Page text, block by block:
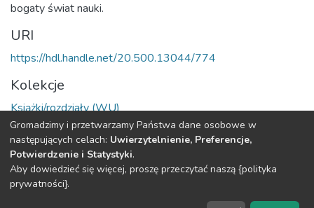
bogaty świat nauki.
URI
https://hdl.handle.net/20.500.13044/774
Kolekcje
Książki/rozdziały (WU)
Cała strona rekordu
DSpace software
Gromadzimy i przetwarzamy Państwa dane osobowe w
następujących celach: Uwierzytelnienie, Preferencje,
Potwierdzenie i Statystyki.
Aby dowiedzieć się więcej, proszę przeczytać naszą {polityka
prywatności}.